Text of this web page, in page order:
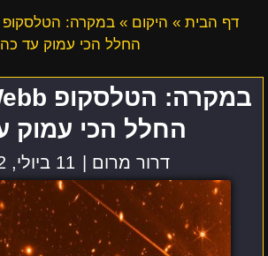
דף הבית» היקום»
החלל הכי עמוק עד כה
החלל הכי עמוק
דרור מרום | 11 ביולי, 2022